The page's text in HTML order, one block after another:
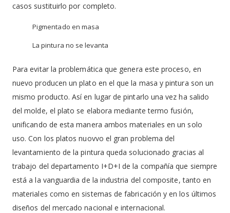
casos sustituirlo por completo.
Pigmentado en masa
La pintura no se levanta
Para evitar la problemática que genera este proceso, en
nuevo producen un plato en el que la masa y pintura son un
mismo producto. Así en lugar de pintarlo una vez ha salido
del molde, el plato se elabora mediante termo fusión,
unificando de esta manera ambos materiales en un solo
uso. Con los platos nuovvo el gran problema del
levantamiento de la pintura queda solucionado gracias al
trabajo del departamento I+D+I de la compañía que siempre
está a la vanguardia de la industria del composite, tanto en
materiales como en sistemas de fabricación y en los últimos
diseños del mercado nacional e internacional.